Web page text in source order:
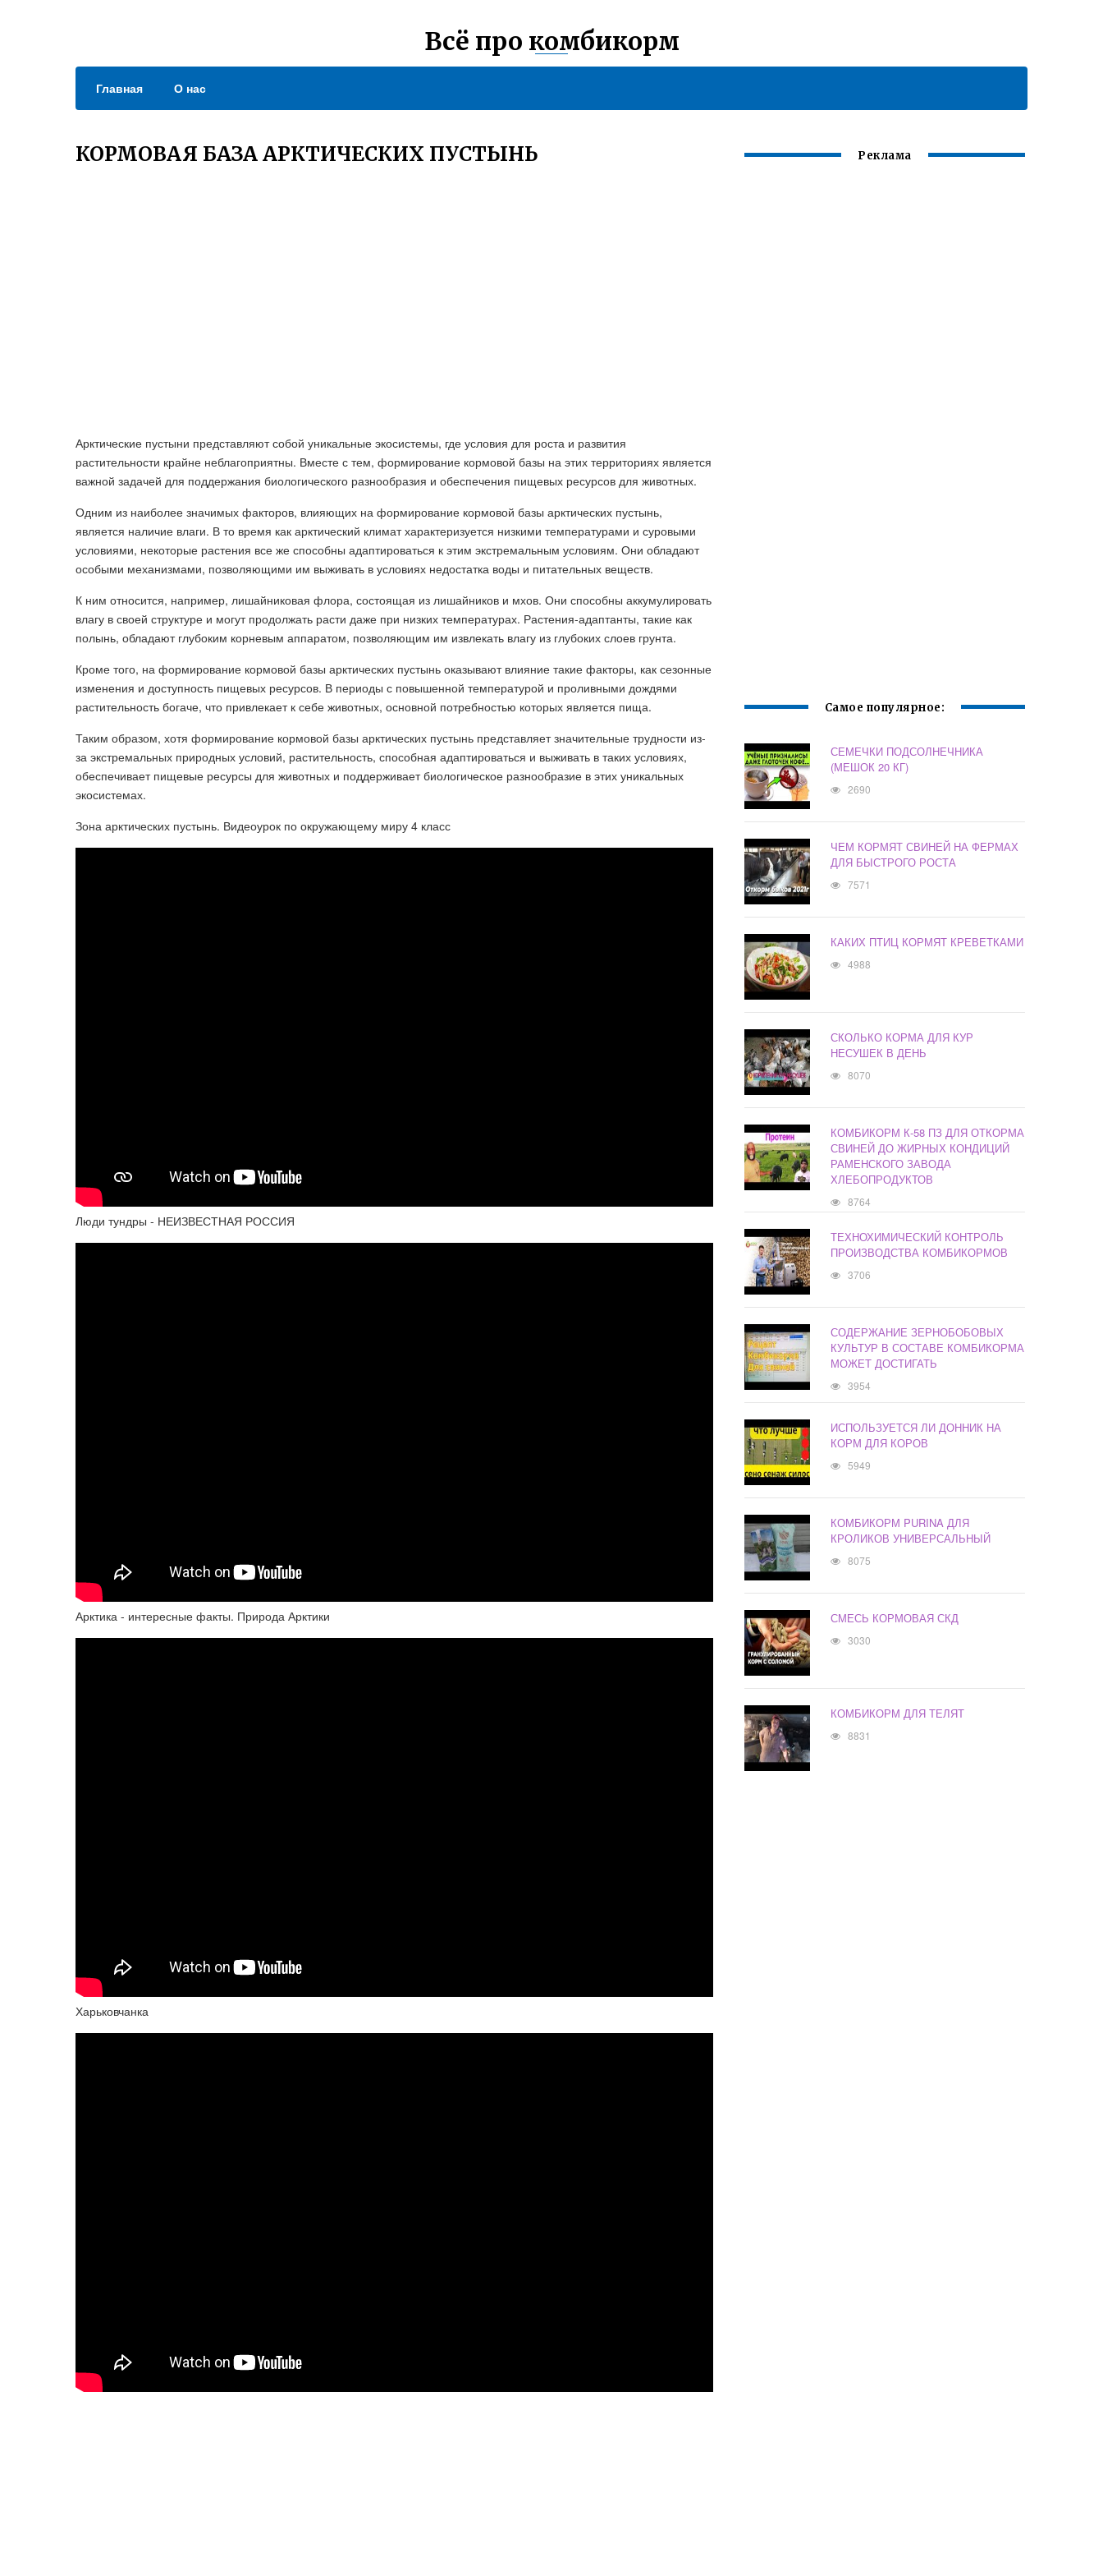
Всё про комбикорм
Главная О нас
КОРМОВАЯ БАЗА АРКТИЧЕСКИХ ПУСТЫНЬ
Арктические пустыни представляют собой уникальные экосистемы, где условия для роста и развития
растительности крайне неблагоприятны. Вместе с тем, формирование кормовой базы на этих территориях является
важной задачей для поддержания биологического разнообразия и обеспечения пищевых ресурсов для животных.
Одним из наиболее значимых факторов, влияющих на формирование кормовой базы арктических пустынь,
является наличие влаги. В то время как арктический климат характеризуется низкими температурами и суровыми
условиями, некоторые растения все же способны адаптироваться к этим экстремальным условиям. Они обладают
особыми механизмами, позволяющими им выживать в условиях недостатка воды и питательных веществ.
К ним относится, например, лишайниковая флора, состоящая из лишайников и мхов. Они способны аккумулировать
влагу в своей структуре и могут продолжать расти даже при низких температурах. Растения-адаптанты, такие как
полынь, обладают глубоким корневым аппаратом, позволяющим им извлекать влагу из глубоких слоев грунта.
Кроме того, на формирование кормовой базы арктических пустынь оказывают влияние такие факторы, как сезонные
изменения и доступность пищевых ресурсов. В периоды с повышенной температурой и проливными дождями
растительность богаче, что привлекает к себе животных, основной потребностью которых является пища.
Таким образом, хотя формирование кормовой базы арктических пустынь представляет значительные трудности из-
за экстремальных природных условий, растительность, способная адаптироваться и выживать в таких условиях,
обеспечивает пищевые ресурсы для животных и поддерживает биологическое разнообразие в этих уникальных
экосистемах.
Зона арктических пустынь. Видеоурок по окружающему миру 4 класс
Люди тундры - НЕИЗВЕСТНАЯ РОССИЯ
Арктика - интересные факты. Природа Арктики
Харьковчанка
Реклама
Самое популярное:
СЕМЕЧКИ ПОДСОЛНЕЧНИКА
(МЕШОК 20 КГ)
2690
ЧЕМ КОРМЯТ СВИНЕЙ НА ФЕРМАХ
ДЛЯ БЫСТРОГО РОСТА
7571
КАКИХ ПТИЦ КОРМЯТ КРЕВЕТКАМИ
4988
СКОЛЬКО КОРМА ДЛЯ КУР
НЕСУШЕК В ДЕНЬ
8070
КОМБИКОРМ К-58 ПЗ ДЛЯ ОТКОРМА
СВИНЕЙ ДО ЖИРНЫХ КОНДИЦИЙ
РАМЕНСКОГО ЗАВОДА
ХЛЕБОПРОДУКТОВ
8764
ТЕХНОХИМИЧЕСКИЙ КОНТРОЛЬ
ПРОИЗВОДСТВА КОМБИКОРМОВ
3706
СОДЕРЖАНИЕ ЗЕРНОБОБОВЫХ
КУЛЬТУР В СОСТАВЕ КОМБИКОРМА
МОЖЕТ ДОСТИГАТЬ
3954
ИСПОЛЬЗУЕТСЯ ЛИ ДОННИК НА
КОРМ ДЛЯ КОРОВ
5949
КОМБИКОРМ PURINA ДЛЯ
КРОЛИКОВ УНИВЕРСАЛЬНЫЙ
8075
СМЕСЬ КОРМОВАЯ СКД
3030
КОМБИКОРМ ДЛЯ ТЕЛЯТ
8831